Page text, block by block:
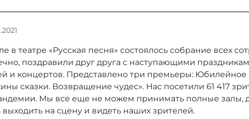
т
о
р
r
_
в театре «Русская песня» состоялось собрание всех
поздравили друг друга с наступающими
и концертов. Представлено три премьеры:
сказки. Возвращение чудес». Нас посетили 61 417
Мы все еще не можем принимать полные залы,
на сцену и видеть наших зрителей.